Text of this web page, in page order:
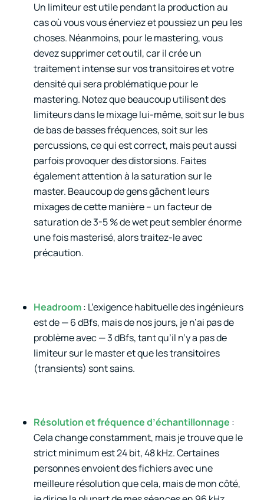
Un limiteur est utile pendant la production au
cas où vous vous énerviez et poussiez un peu les
choses. Néanmoins, pour le mastering, vous
devez supprimer cet outil, car il crée un
traitement intense sur vos transitoires et votre
densité qui sera problématique pour le
mastering. Notez que beaucoup utilisent des
limiteurs dans le mixage lui-même, soit sur le bus
de bas de basses fréquences, soit sur les
percussions, ce qui est correct, mais peut aussi
parfois provoquer des distorsions. Faites
également attention à la saturation sur le
master. Beaucoup de gens gâchent leurs
mixages de cette manière – un facteur de
saturation de 3-5 % de wet peut sembler énorme
une fois masterisé, alors traitez-le avec
précaution.
Headroom: L’exigence habituelle des ingénieurs
est de — 6 dBfs, mais de nos jours, je n’ai pas de
problème avec — 3 dBfs, tant qu’il n’y a pas de
limiteur sur le master et que les transitoires
(transients) sont sains.
Résolution et fréquence d’échantillonnage :
Cela change constamment, mais je trouve que le
strict minimum est 24 bit, 48 kHz. Certaines
personnes envoient des fichiers avec une
meilleure résolution que cela, mais de mon côté,